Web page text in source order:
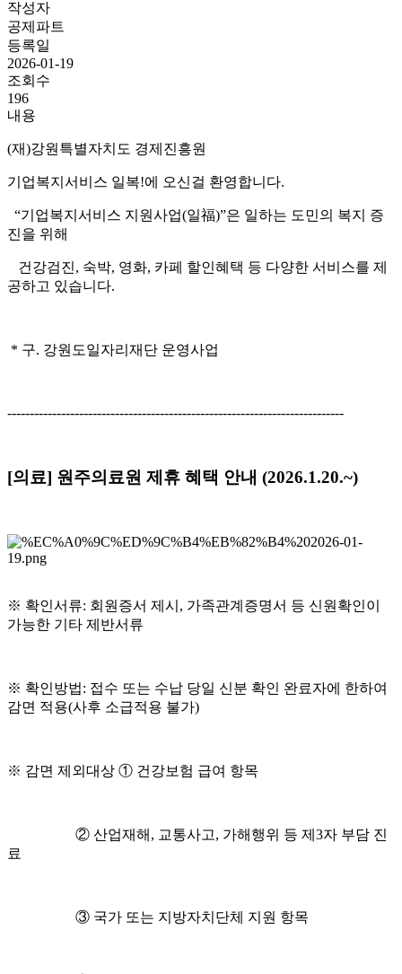
작성자
공제파트
등록일
2026-01-19
조회수
196
내용
(재)강원특별자치도 경제진흥원
기업복지서비스 일복!에 오신걸 환영합니다.
“기업복지서비스 지원사업(일福)”은 일하는 도민의 복지 증
진을 위해
건강검진, 숙박, 영화, 카페 할인혜택 등 다양한 서비스를 제
공하고 있습니다.
* 구. 강원도일자리재단 운영사업
---------------------------------------------------------------------------
[의료] 원주의료원 제휴 혜택 안내 (2026.1.20.~)
※ 확인서류: 회원증서 제시, 가족관계증명서 등 신원확인이
가능한 기타 제반서류
※ 확인방법: 접수 또는 수납 당일 신분 확인 완료자에 한하여
감면 적용(사후 소급적용 불가)
※ 감면 제외대상 ① 건강보험 급여 항목
② 산업재해, 교통사고, 가해행위 등 제3자 부담 진
료
③ 국가 또는 지방자치단체 지원 항목